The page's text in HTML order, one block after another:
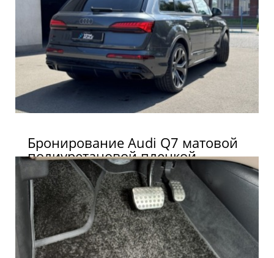
Бронирование Audi Q7 матовой
полиуретановой пленкой.